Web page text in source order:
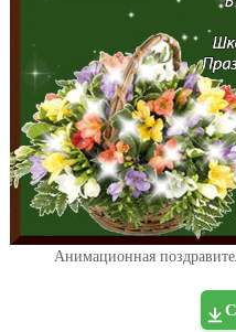
Анимационная